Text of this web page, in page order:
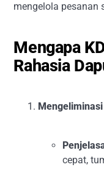
mengelola pesanan
Mengapa
Rahasia
cepat,